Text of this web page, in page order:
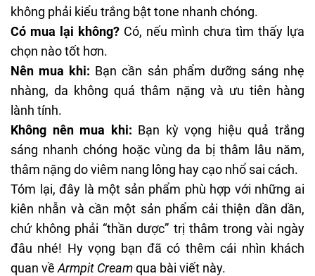
không phải kiểu trắng bật tone nhanh chóng.
Có mua lại không?Có, nếu mình chưa tìm thấy lựa
chọn nào tốt hơn.
Nên mua khi: Bạn cần sản phẩm dưỡng sáng nhẹ
nhàng, da không quá thâm nặng và ưu tiên hàng
lành tính.
Không nên mua khi: Bạn kỳ vọng hiệu quả trắng
sáng nhanh chóng hoặc vùng da bị thâm lâu năm,
thâm nặng do viêm nang lông hay cạo nhổ sai cách.
Tóm lại, đây là một sản phẩm phù hợp với những ai
kiên nhẫn và cần một sản phẩm cải thiện dần dần,
chứ không phải “thần dược” trị thâm trong vài ngày
đâu nhé! Hy vọng bạn đã có thêm cái nhìn khách
quan về Armpit Creamqua bài viết này.